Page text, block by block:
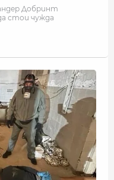
Добринт
стои чужда